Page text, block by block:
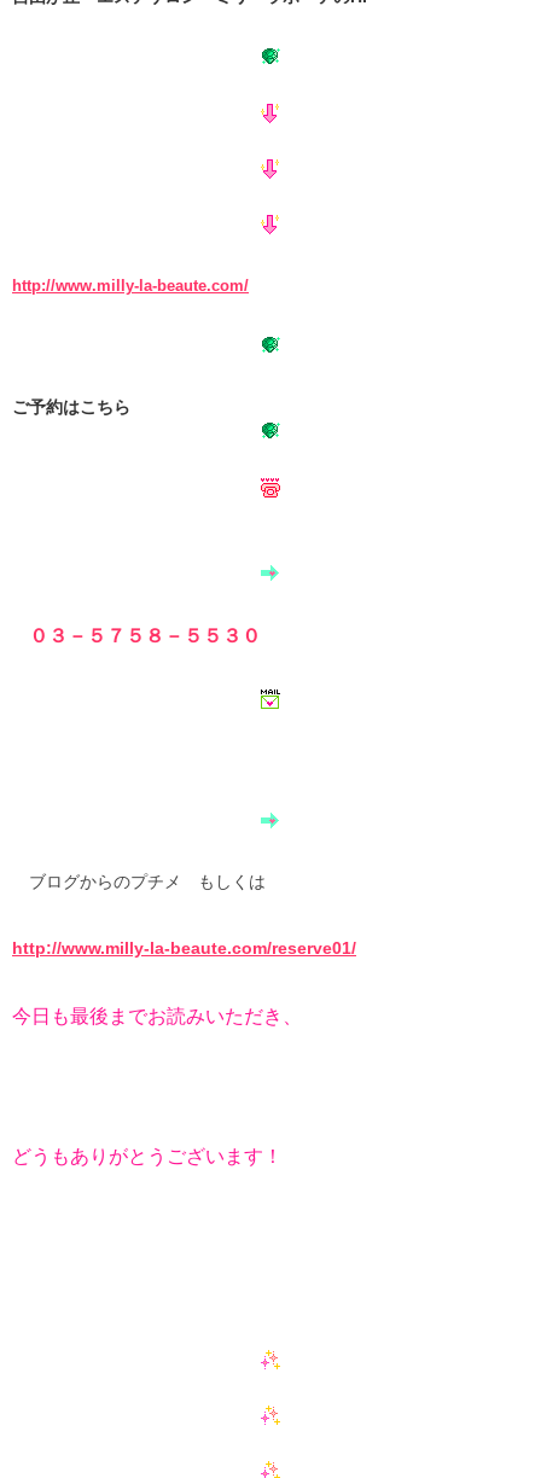
http://www.milly-la-beaute.com/
ご予約はこちら
０３－５７５８－５５３０
ブログからのプチメ もしくは
http://www.milly-la-beaute.com/reserve01/
今日も最後までお読みいただき、
どうもありがとうございます！